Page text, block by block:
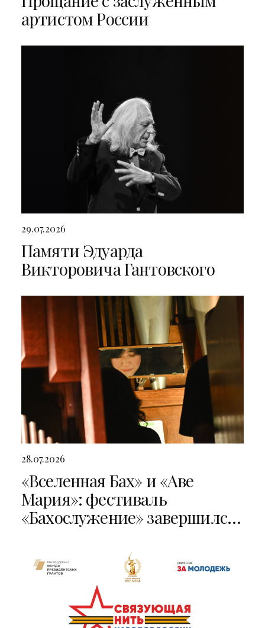
артистом России
29.07.2026
Памяти Эдуарда
Викторовича Гантовского
28.07.2026
«Вселенная Бах» и «Аве
Мария»: фестиваль
«Бахослужение» завершился